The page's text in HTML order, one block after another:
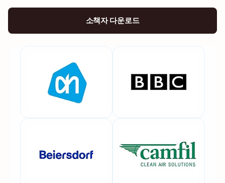
소책자 다운로드